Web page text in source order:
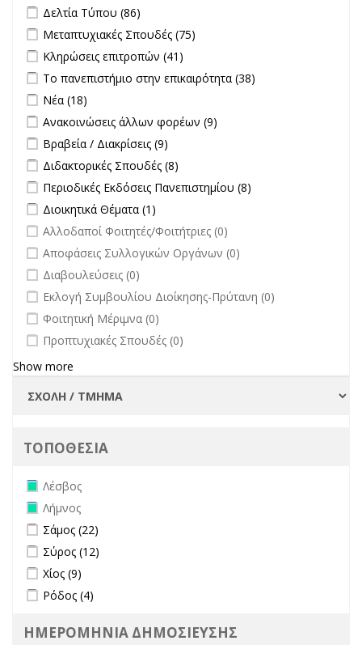
Apply Δελτία Τύπου filter
Δελτία Τύπου (86)
Apply Μεταπτυχιακές Σπουδές filter
Μεταπτυχιακές Σπουδές (75)
Apply Κληρώσεις επιτροπών filter
Κληρώσεις επιτροπών (41)
Apply Το πανεπιστήμιο στην επικαιρότητα filter
Το πανεπιστήμιο στην επικαιρότητα (38)
Apply Νέα filter
Νέα (18)
Apply Ανακοινώσεις άλλων φορέων filter
Ανακοινώσεις άλλων φορέων (9)
Apply Βραβεία / Διακρίσεις filter
Βραβεία / Διακρίσεις (9)
Apply Διδακτορικές Σπουδές filter
Διδακτορικές Σπουδές (8)
Apply Περιοδικές Εκδόσεις Πανεπιστημίου filter
Περιοδικές Εκδόσεις Πανεπιστημίου (8)
Apply Διοικητικά Θέματα filter
Διοικητικά Θέματα (1)
undefined
Αλλοδαποί Φοιτητές/Φοιτήτριες (0)
undefined
Αποφάσεις Συλλογικών Οργάνων (0)
undefined
Διαβουλεύσεις (0)
undefined
Εκλογή Συμβουλίου Διοίκησης-Πρύτανη (0)
undefined
Φοιτητική Μέριμνα (0)
undefined
Προπτυχιακές Σπουδές (0)
Show more
ΤΟΠΟΘΕΣΙΑ
Remove Λέσβος filter
Λέσβος
Remove Λήμνος filter
Λήμνος
Apply Σάμος filter
Σάμος (22)
Apply Σύρος filter
Σύρος (12)
Apply Χίος filter
Χίος (9)
Apply Ρόδος filter
Ρόδος (4)
ΗΜΕΡΟΜΗΝΙΑ ΔΗΜΟΣΙΕΥΣΗΣ